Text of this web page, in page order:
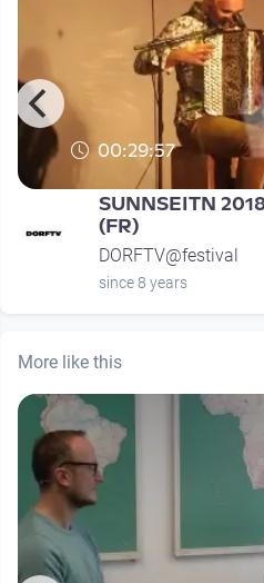
00:29:57
SUNNSEITN
(FR)
DORFTV@festival
since 8 years
More like this